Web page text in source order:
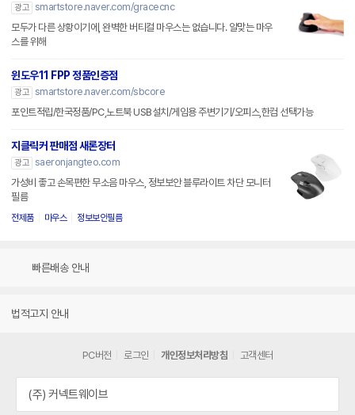
광고 smartstore.naver.com/gracecnc
모두가 다른 상황이기에, 완벽한 버티컬 마우스는 없습니다. 알맞는 마우
스를 위해
윈도우11 FPP 정품인증점
광고 smartstore.naver.com/sbcore
포인트적립/한국정품/PC,노트북 USB설치/게임용 주변기기/오피스,한컴 선택가능
지클릭커 판매점 새론장터
광고 saeronjangteo.com
가성비 좋고 손목편한 무소음 마우스, 정보보안 블루라이트 차단 모니터
필름
전제품 마우스 정보보안필름
빠른배송 안내
법적고지 안내
PC버전 로그인 개인정보처리방침 고객센터
(주) 커넥트웨이브